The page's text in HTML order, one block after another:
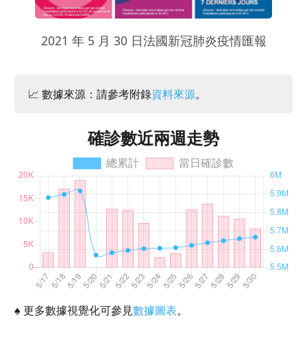
2021 年 5 月 30 日法國新冠肺炎疫情匯報
📈 數據來源：請參考附錄資料來源。
確診數近兩週走勢
♠ 更多數據視覺化可參見數據圖表。